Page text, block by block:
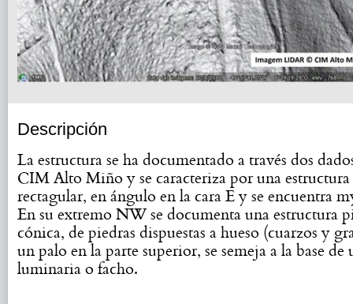
Descripción
La estructura se ha documentado a través dos
CIM Alto Miño y se caracteriza por una estructura
rectagular, en ángulo en la cara E y se encuentra
En su extremo NW se documenta una estructura
cónica, de piedras dispuestas a hueso (cuarzos y
un palo en la parte superior, se semeja a la base de
luminaria o facho.